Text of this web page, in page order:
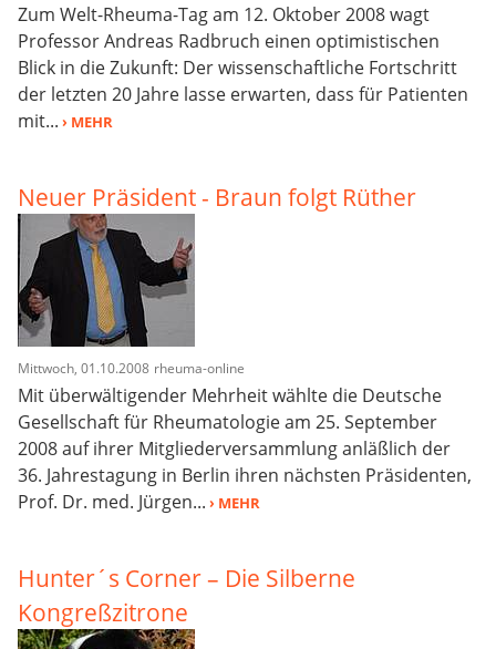
Zum Welt-Rheuma-Tag am 12. Oktober 2008 wagt
Professor Andreas Radbruch einen optimistischen
Blick in die Zukunft: Der wissenschaftliche Fortschritt
der letzten 20 Jahre lasse erwarten, dass für Patienten
mit... › MEHR
Neuer Präsident - Braun folgt Rüther
Mittwoch, 01.10.2008 rheuma-online
Mit überwältigender Mehrheit wählte die Deutsche
Gesellschaft für Rheumatologie am 25. September
2008 auf ihrer Mitgliederversammlung anläßlich der
36. Jahrestagung in Berlin ihren nächsten Präsidenten,
Prof. Dr. med. Jürgen... › MEHR
Hunter´s Corner – Die Silberne
Kongreßzitrone